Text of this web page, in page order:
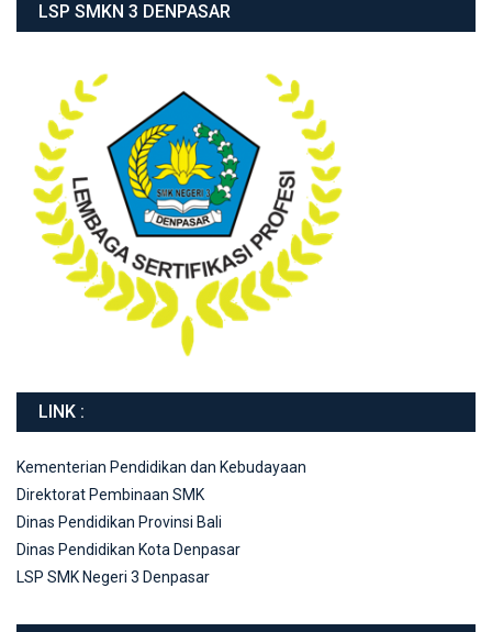
LSP SMKN 3 DENPASAR
LINK :
Kementerian Pendidikan dan Kebudayaan
Direktorat Pembinaan SMK
Dinas Pendidikan Provinsi Bali
Dinas Pendidikan Kota Denpasar
LSP SMK Negeri 3 Denpasar